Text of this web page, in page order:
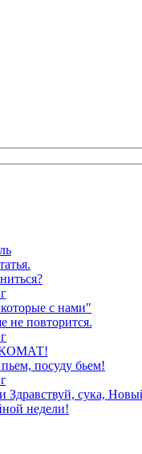
с нами"
не повторится.
посуду бьем!
сука,
недели!